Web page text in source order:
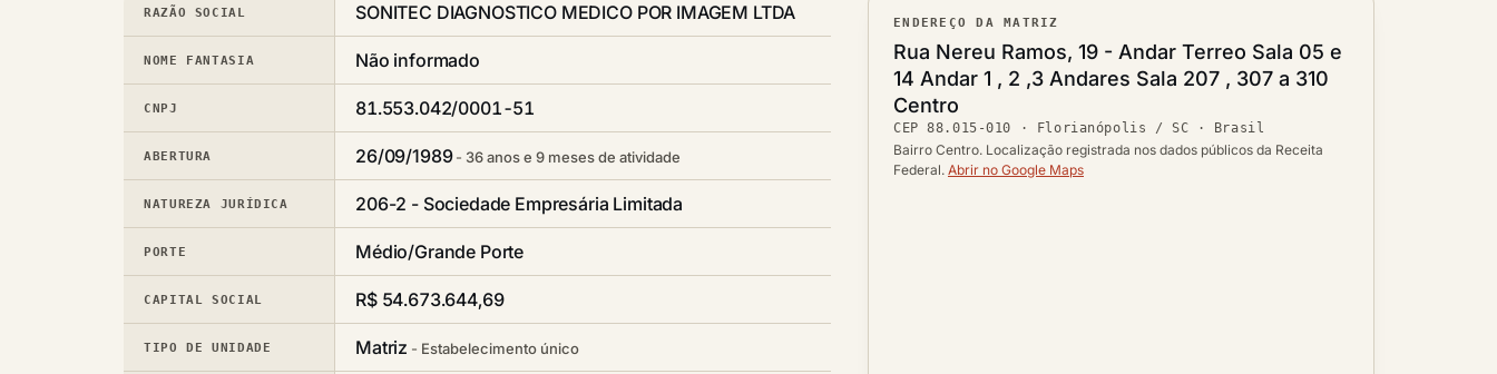
RAZÃO SOCIAL SONITEC DIAGNOSTICO MEDICO POR IMAGEM LTDA
NOME FANTASIA Não informado
CNPJ 81.553.042/0001-51
ABERTURA 26/09/1989 36 anos e 9 meses de atividade
NATUREZA JURÍDICA 206-2 - Sociedade Empresária Limitada
PORTE Médio/Grande Porte
CAPITAL SOCIAL R$ 54.673.644,69
TIPO DE UNIDADE Matriz Estabelecimento único
ENDEREÇO DA MATRIZ
Logradouro
Rua Nereu Ramos, 19 - Andar Terreo Sala 05 e
14 Andar 1 , 2 ,3 Andares Sala 207 , 307 a 310
Bairro
Centro
CEP
CEP88.015-010 ·
Cidade / UF
Florianópolis / SC · Brasil
Bairro Centro. Localização registrada nos dados públicos da Receita
Federal. Abrir no Google Maps